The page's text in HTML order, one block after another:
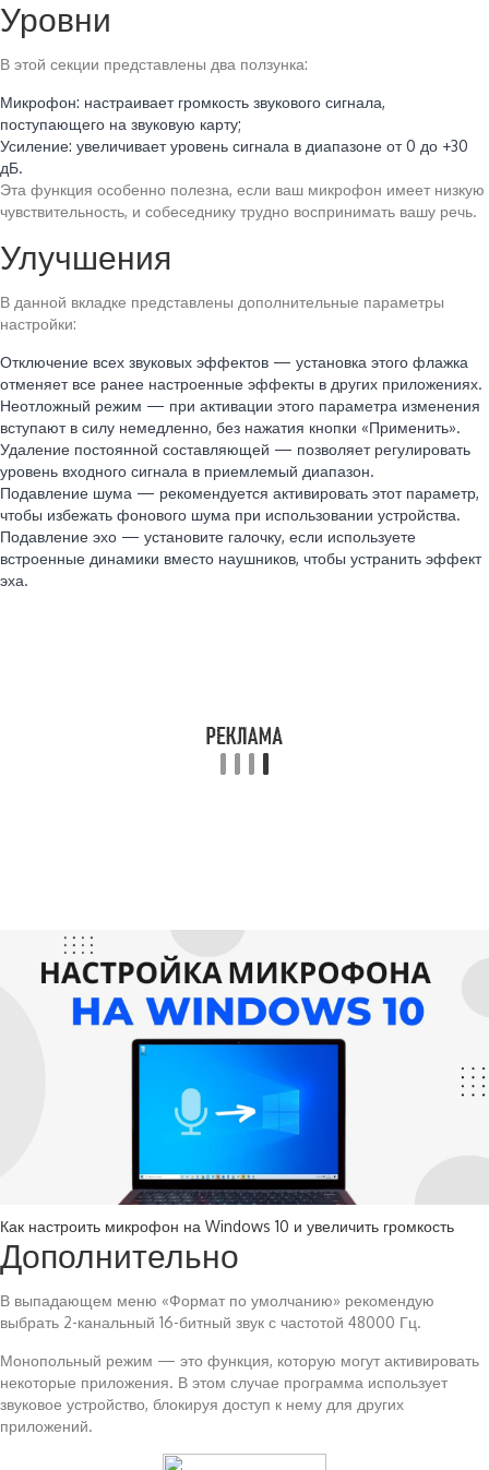
Уровни
В этой секции представлены два ползунка:
Микрофон: настраивает громкость звукового сигнала,
поступающего на звуковую карту;
Усиление: увеличивает уровень сигнала в диапазоне от 0 до +30
дБ.
Эта функция особенно полезна, если ваш микрофон имеет низкую
чувствительность, и собеседнику трудно воспринимать вашу речь.
Улучшения
В данной вкладке представлены дополнительные параметры
настройки:
Отключение всех звуковых эффектов — установка этого флажка
отменяет все ранее настроенные эффекты в других приложениях.
Неотложный режим — при активации этого параметра изменения
вступают в силу немедленно, без нажатия кнопки «Применить».
Удаление постоянной составляющей — позволяет регулировать
уровень входного сигнала в приемлемый диапазон.
Подавление шума — рекомендуется активировать этот параметр,
чтобы избежать фонового шума при использовании устройства.
Подавление эхо — установите галочку, если используете
встроенные динамики вместо наушников, чтобы устранить эффект
эха.
Как настроить микрофон на Windows 10 и увеличить громкость
Дополнительно
В выпадающем меню «Формат по умолчанию» рекомендую
выбрать 2-канальный 16-битный звук с частотой 48000 Гц.
Монопольный режим — это функция, которую могут активировать
некоторые приложения. В этом случае программа использует
звуковое устройство, блокируя доступ к нему для других
приложений.